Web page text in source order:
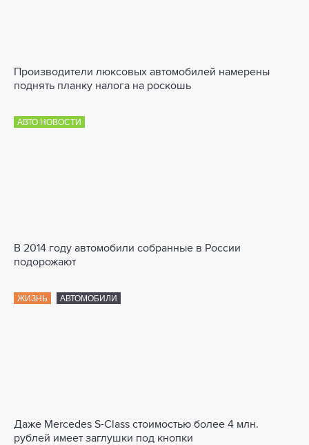
Производители люксовых автомобилей намерены
поднять планку налога на роскошь
АВТО НОВОСТИ
В 2014 году автомобили собранные в России
подорожают
ЖИЗНЬ АВТОМОБИЛИ
Даже Mercedes S-Class стоимостью более 4 млн.
рублей имеет заглушки под кнопки